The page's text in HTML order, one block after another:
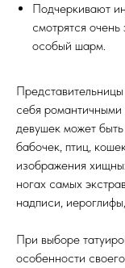
Подчеркивают
смотрятся
особый шарм.
себя романтичными
девушек может
бабочек, птиц,
изображения
ногах самых
надписи,
При выборе
особенности